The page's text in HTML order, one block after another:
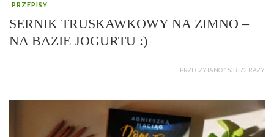
PRZEPISY
SERNIK TRUSKAWKOWY NA ZIMNO –
NA BAZIE JOGURTU :)
PRZECZYTANO 153 872 RAZY